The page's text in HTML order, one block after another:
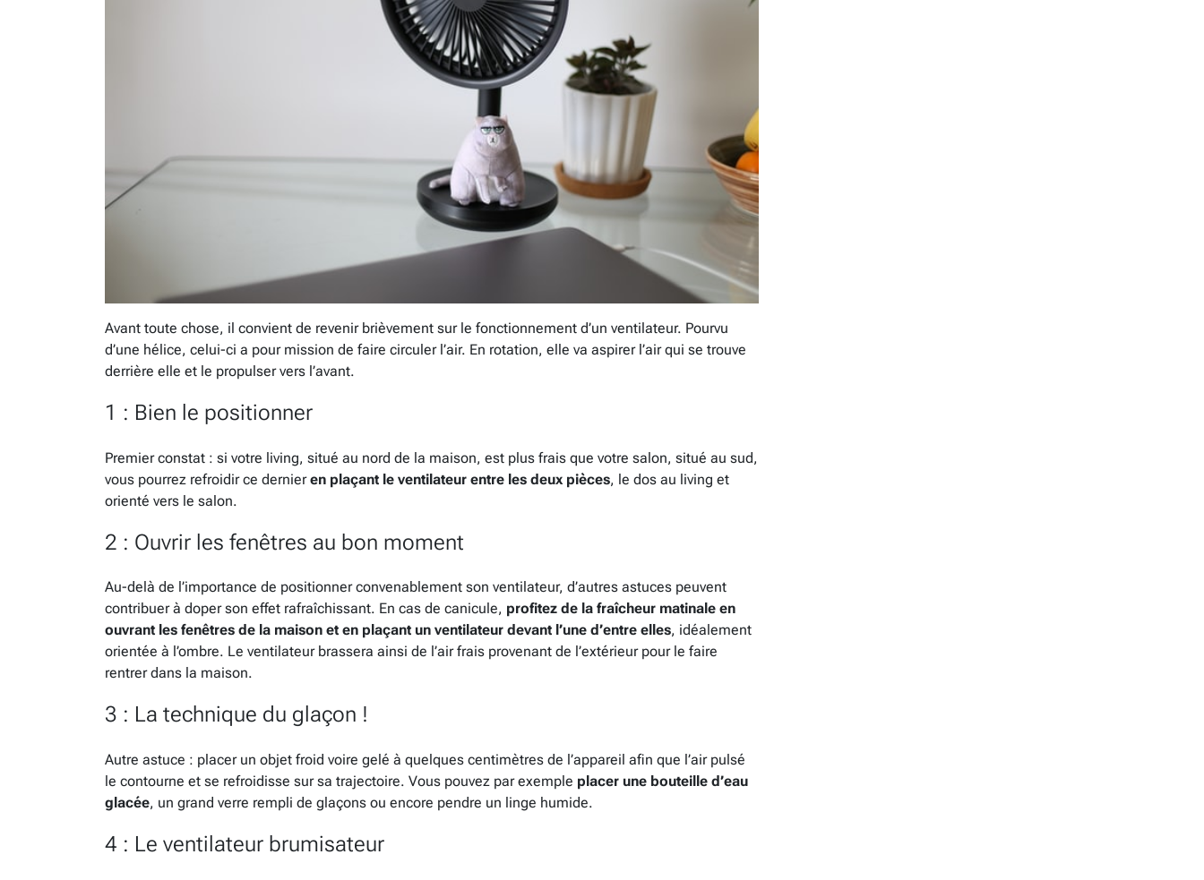
Avant toute chose, il convient de revenir brièvement sur le fonctionnement d’un ventilateur. Pourvu
d’une hélice, celui-ci a pour mission de faire circuler l’air. En rotation, elle va aspirer l’air qui se trouve
derrière elle et le propulser vers l’avant.
1 : Bien le positionner
Premier constat : si votre living, situé au nord de la maison, est plus frais que votre salon, situé au sud,
vous pourrez refroidir ce dernieren plaçant le ventilateur entre les deux pièces, le dos au living et
orienté vers le salon.
2 : Ouvrir les fenêtres au bon moment
Au-delà de l’importance de positionner convenablement son ventilateur, d’autres astuces peuvent
contribuer à doper son effet rafraîchissant. En cas de canicule, profitez de la fraîcheur matinale en
ouvrant les fenêtres de la maison et en plaçant un ventilateur devant l’une d’entre elles, idéalement
orientée à l’ombre. Le ventilateur brassera ainsi de l’air frais provenant de l’extérieur pour le faire
rentrer dans la maison.
3 : La technique du glaçon !
Autre astuce : placer un objet froid voire gelé à quelques centimètres de l’appareil afin que l’air pulsé
le contourne et se refroidisse sur sa trajectoire. Vous pouvez par exemple placer une bouteille d’eau
glacée, un grand verre rempli de glaçons ou encore pendre un linge humide.
4 : Le ventilateur brumisateur